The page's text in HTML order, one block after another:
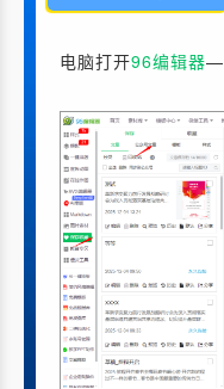
电脑打开96编辑器—